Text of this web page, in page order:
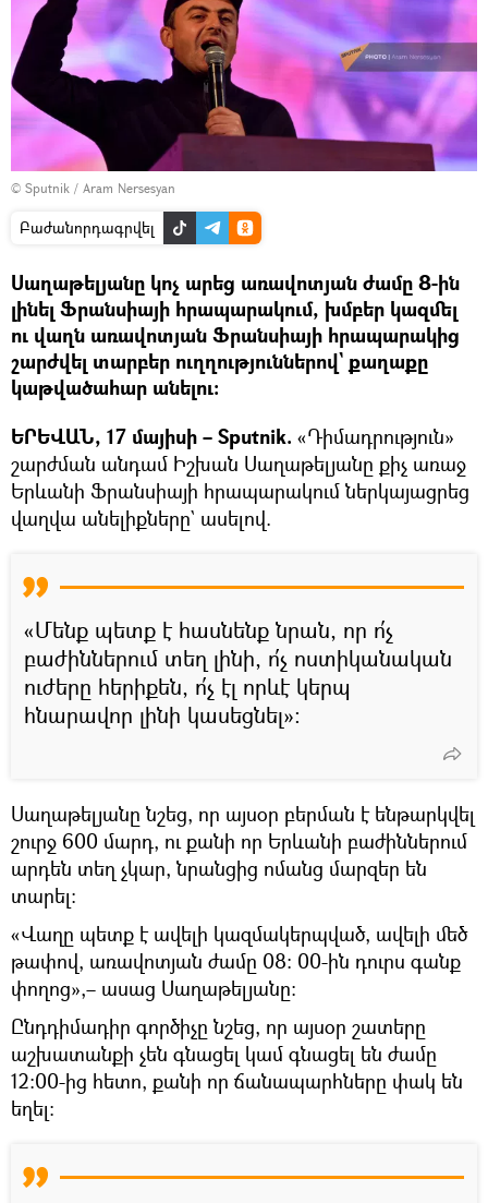
© Sputnik / Aram Nersesyan
Բաժանորդագրվել
Սաղաթելյանը կոչ արեց առավոտյան ժամը 8-ին
լինել Ֆրանսիայի հրապարակում, խմբեր կազմել
ու վաղն առավոտյան Ֆրանսիայի հրապարակից
շարժվել տարբեր ուղղություններով` քաղաքը
կաթվածահար անելու։
ԵՐԵՎԱՆ, 17 մայիսի – Sputnik. «Դիմադրություն»
շարժման անդամ Իշխան Սաղաթելյանը քիչ առաջ
Երևանի Ֆրանսիայի հրապարակում ներկայացրեց
վաղվա անելիքները` ասելով.
«Մենք պետք է հասնենք նրան, որ ո՛չ
բաժիններում տեղ լինի, ո՛չ ոստիկանական
ուժերը հերիքեն, ո՛չ էլ որևէ կերպ
հնարավոր լինի կասեցնել»։
Սաղաթելյանը նշեց, որ այսօր բերման է ենթարկվել
շուրջ 600 մարդ, ու քանի որ Երևանի բաժիններում
արդեն տեղ չկար, նրանցից ոմանց մարզեր են
տարել։
«Վաղը պետք է ավելի կազմակերպված, ավելի մեծ
թափով, առավոտյան ժամը 08։ 00-ին դուրս գանք
փողոց»,– ասաց Սաղաթելյանը։
Ընդդիմադիր գործիչը նշեց, որ այսօր շատերը
աշխատանքի չեն գնացել կամ գնացել են ժամը
12։00-ից հետո, քանի որ ճանապարհները փակ են
եղել։